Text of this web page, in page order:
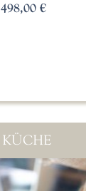
498,00 €
KÜCHE